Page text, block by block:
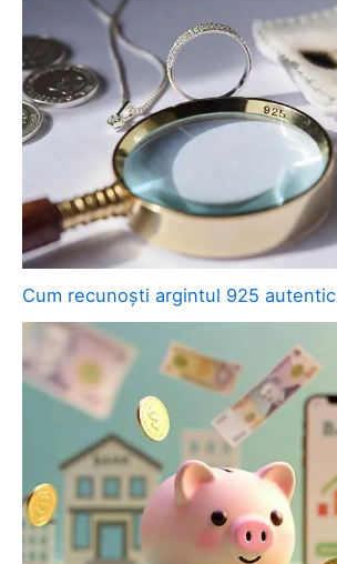
Cum recunoști argintul 925 autentic